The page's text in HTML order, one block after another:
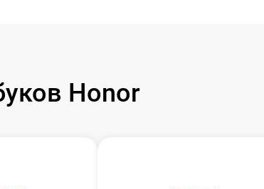
Honor